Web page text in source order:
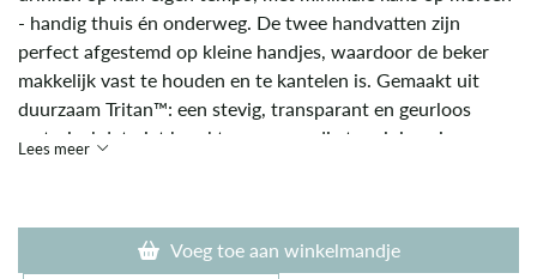
- handig thuis én onderweg. De twee handvatten zijn
perfect afgestemd op kleine handjes, waardoor de beker
makkelijk vast te houden en te kantelen is. Gemaakt uit
duurzaam Tritan™: een stevig, transparant en geurloos
materiaal dat niet breekt en eenvoudig te reinigen is.
Lees meer
Voeg toe aan winkelmandje